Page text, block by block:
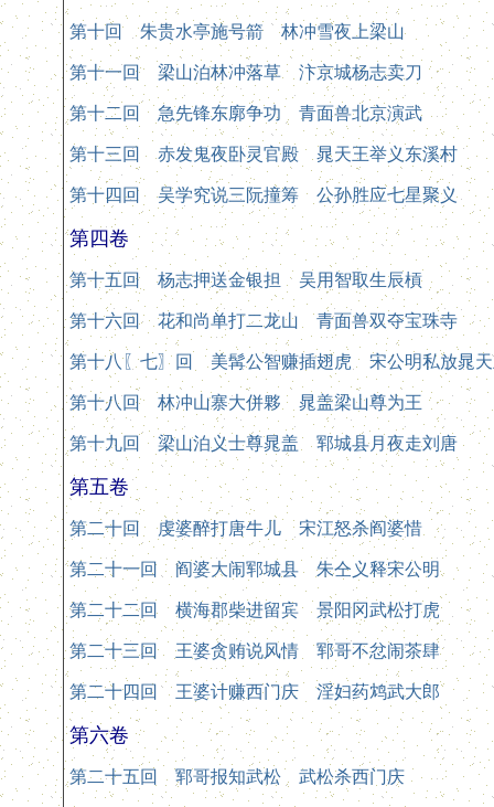
第十回 朱贵水亭施号箭 林冲雪夜上梁山
第十一回 梁山泊林冲落草 汴京城杨志卖刀
第十二回 急先锋东廓争功 青面兽北京演武
第十三回 赤发鬼夜卧灵官殿 晁天王举义东溪村
第十四回 吴学究说三阮撞筹 公孙胜应七星聚义
第四卷
第十五回 杨志押送金银担 吴用智取生辰槓
第十六回 花和尚单打二龙山 青面兽双夺宝珠寺
第十八〖七〗回 美髯公智赚插翅虎 宋公明私放晁
第十八回 林冲山寨大併夥 晁盖梁山尊为王
第十九回 梁山泊义士尊晁盖 郓城县月夜走刘唐
第五卷
第二十回 虔婆醉打唐牛儿 宋江怒杀阎婆惜
第二十一回 阎婆大闹郓城县 朱仝义释宋公明
第二十二回 横海郡柴进留宾 景阳冈武松打虎
第二十三回 王婆贪贿说风情 郓哥不忿闹茶肆
第二十四回 王婆计赚西门庆 淫妇药鸩武大郎
第六卷
第二十五回 郓哥报知武松 武松杀西门庆